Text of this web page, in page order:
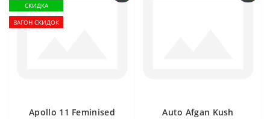
СКИДКА
ВАГОН СКИДОК
Apollo 11 Feminised Auto Afgan Kush